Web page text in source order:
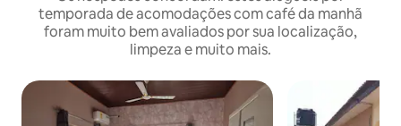
temporada de acomodações com café da manhã
foram muito bem avaliados por sua localização,
limpeza e muito mais.